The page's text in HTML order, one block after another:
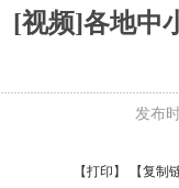
[视频]各地中
发布
【打印 】 【复制